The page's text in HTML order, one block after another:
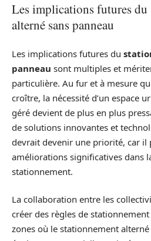
Les implications futures du
alterné sans panneau
Les implications futures du
panneau sont multiples et
particulière. Au fur et à mesure
croître, la nécessité d’un espace
géré devient de plus en plus
de solutions innovantes et
devrait devenir une priorité, car il
améliorations significatives dans
stationnement.
La collaboration entre les
créer des règles de
zones où le stationnement